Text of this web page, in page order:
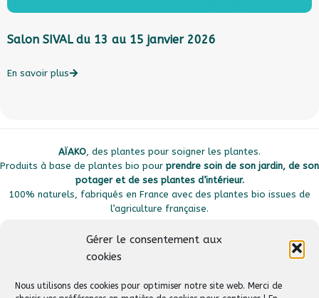
Gérer le consentement aux
cookies
Nous utilisons des cookies pour optimiser notre site web. Merci de
Salon SIVAL du 13 au 15 janvier 2026
En savoir plus
AÏAKO, des plantes pour soigner les plantes.
Produits à base de plantes bio pour prendre soin de son jardin, de son
potager et de ses plantes d’intérieur.
100% naturels, fabriqués en France avec des plantes bio issues de
l’agriculture française.
Liens utiles